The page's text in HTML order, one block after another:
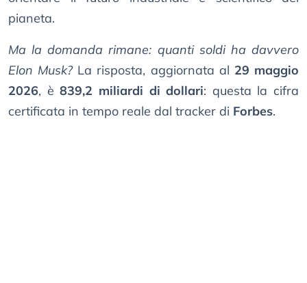
pianeta.
Ma la domanda rimane: quanti soldi ha davvero
Elon Musk?La risposta, aggiornata al 29 maggio
2026, è839,2 miliardi di dollari: questa la cifra
certificata in tempo reale dal tracker di Forbes.